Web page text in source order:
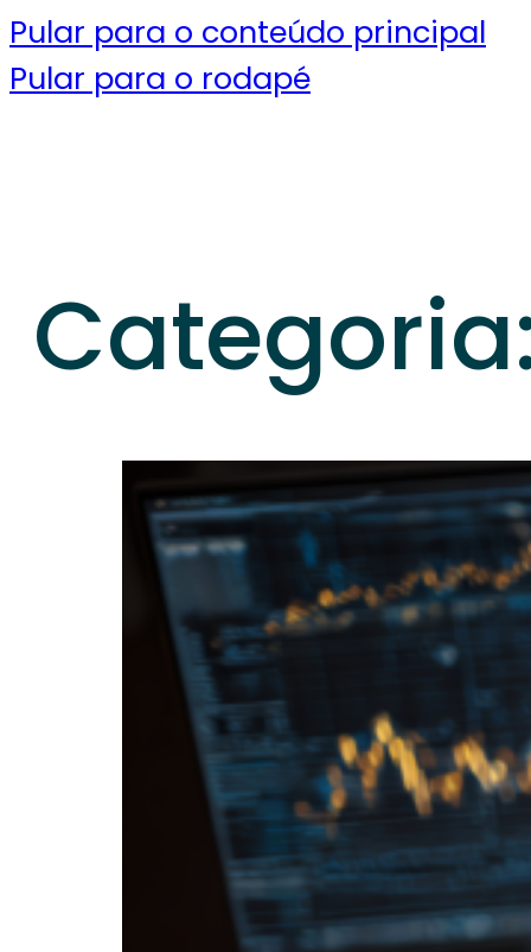
Pular para o conteúdo principal
Pular para o rodapé